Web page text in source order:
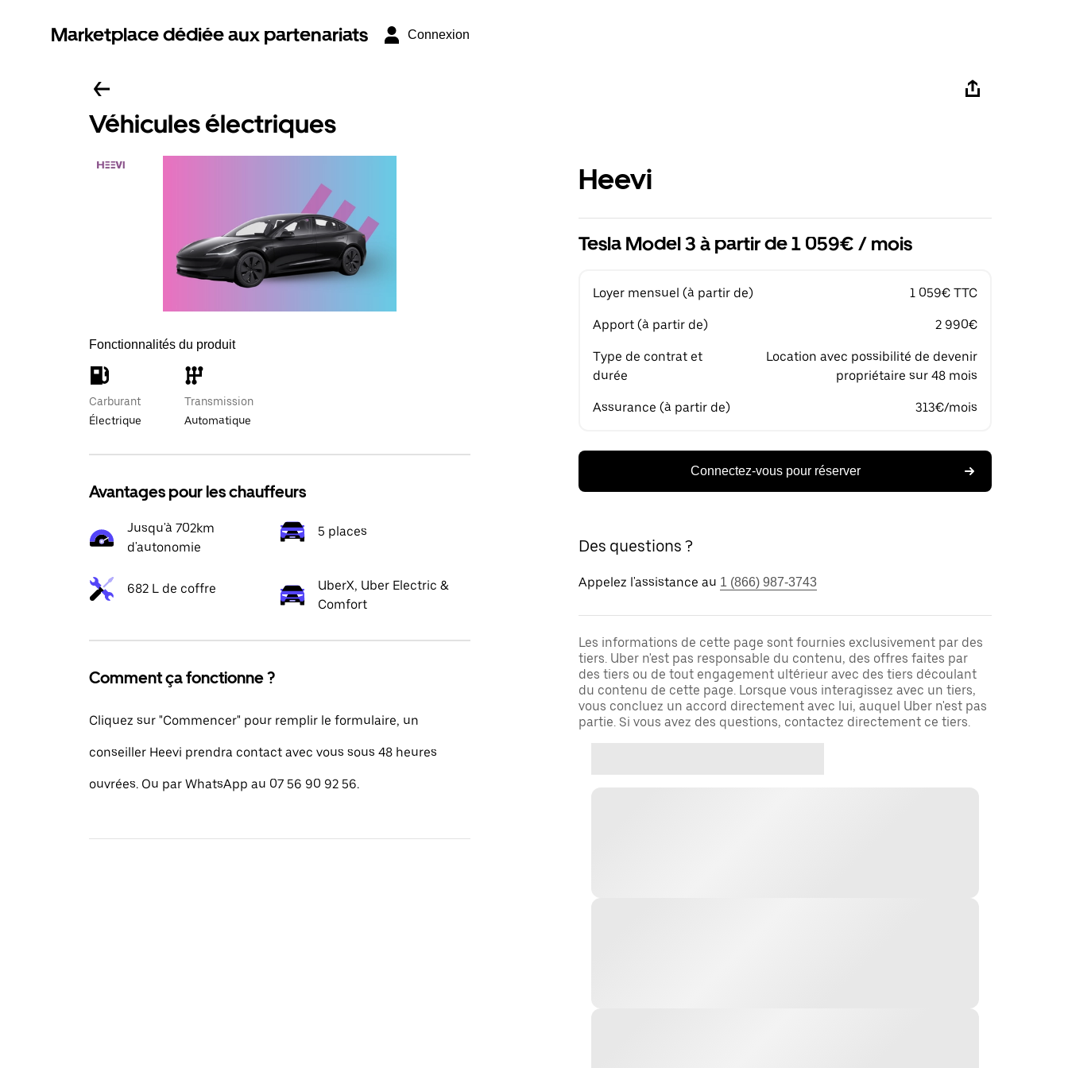
Marketplace dédiée aux partenariats Connexion
Véhicules électriques
Fonctionnalités du produit
Carburant
Électrique
Transmission
Automatique
Avantages pour les chauffeurs
Jusqu'à 702km
d'autonomie
5 places
682 L de coffre
UberX, Uber Electric &
Comfort
Comment ça fonctionne ?
Cliquez sur "Commencer" pour remplir le formulaire, un
conseiller Heevi prendra contact avec vous sous 48 heures
ouvrées. Ou par WhatsApp au 07 56 90 92 56.
Heevi
Tesla Model 3 à partir de 1 059€ / mois
Loyer mensuel (à partir de) 1 059€ TTC
Apport (à partir de) 2 990€
Type de contrat et
durée
Location avec possibilité de devenir
propriétaire sur 48 mois
Assurance (à partir de) 313€/mois
Connectez-vous pour réserver
Des questions ?
Appelez l'assistance au 1 (866) 987-3743
Les informations de cette page sont fournies exclusivement par des
tiers. Uber n'est pas responsable du contenu, des offres faites par
des tiers ou de tout engagement ultérieur avec des tiers découlant
du contenu de cette page. Lorsque vous interagissez avec un tiers,
vous concluez un accord directement avec lui, auquel Uber n'est pas
partie. Si vous avez des questions, contactez directement ce tiers.